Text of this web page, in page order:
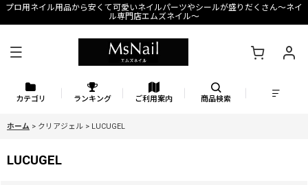
プロ用ネイル用品から安くて可愛いネイルパーツやシールが盛りだくさん〜ネイ
ル専門店エムズネイル〜
カテゴリ ランキング ご利用案内 商品検索
ホーム > クリアジェル > LUCUGEL
LUCUGEL